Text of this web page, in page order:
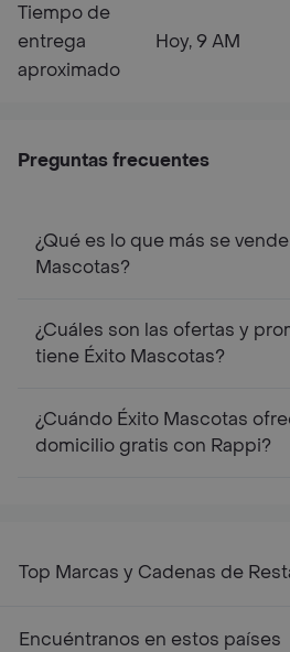
Tiempo de
entrega
aproximado
Hoy, 9 AM
Preguntas frecuentes
¿Qué es lo que más se
Mascotas?
¿Cuáles son las ofertas y
tiene Éxito Mascotas?
¿Cuándo Éxito Mascotas
domicilio gratis con Rappi?
Top Marcas y Cadenas de
Encuéntranos en estos países